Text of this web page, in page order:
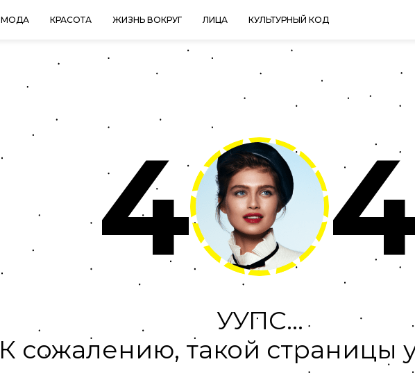
МОДА КРАСОТА ЖИЗНЬ ВОКРУГ ЛИЦА КУЛЬТУРНЫЙ КОД
4
УУПС...
К сожалению, такой страницы